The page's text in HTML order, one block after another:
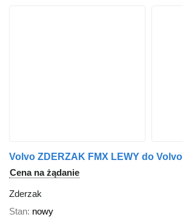
Volvo ZDERZAK FMX LEWY do Volvo
Cena na żądanie
Zderzak
Stan nowy